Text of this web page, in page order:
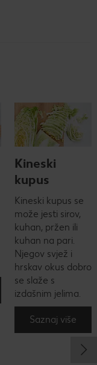
Kineski
kupus
Kineski kupus se
može jesti sirov,
kuhan, pržen ili
kuhan na pari.
Njegov svjež i
hrskav okus dobro
se slaže s
izdašnim jelima.
Saznaj više